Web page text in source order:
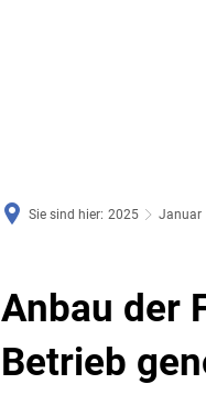
Sie sind hier: 2025 Januar
Anbau der
Betrieb